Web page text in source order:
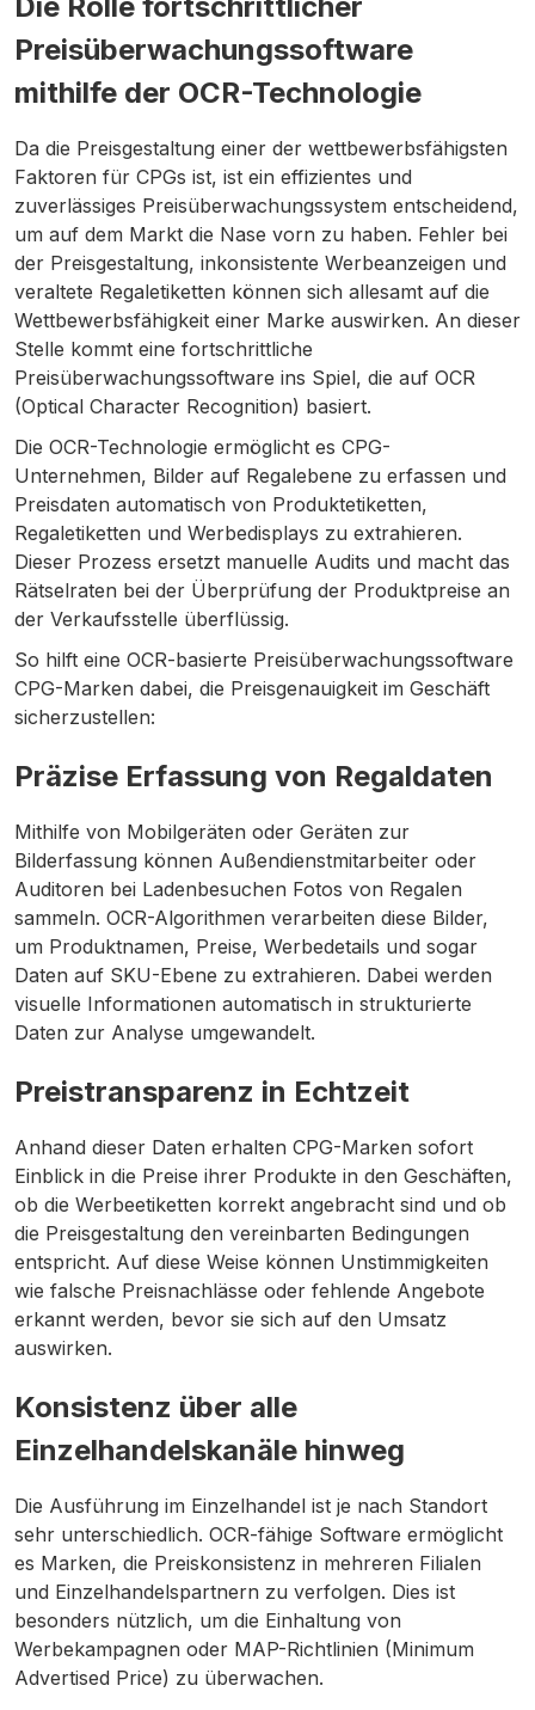
Preisüberwachungssoftware
mithilfe der OCR-Technologie
Da die Preisgestaltung einer der wettbewerbsfähigsten
Faktoren für CPGs ist, ist ein effizientes und
zuverlässiges Preisüberwachungssystem entscheidend,
um auf dem Markt die Nase vorn zu haben. Fehler bei
der Preisgestaltung, inkonsistente Werbeanzeigen und
veraltete Regaletiketten können sich allesamt auf die
Wettbewerbsfähigkeit einer Marke auswirken. An dieser
Stelle kommt eine fortschrittliche
Preisüberwachungssoftware ins Spiel, die auf OCR
(Optical Character Recognition) basiert.
Die OCR-Technologie ermöglicht es CPG-
Unternehmen, Bilder auf Regalebene zu erfassen und
Preisdaten automatisch von Produktetiketten,
Regaletiketten und Werbedisplays zu extrahieren.
Dieser Prozess ersetzt manuelle Audits und macht das
Rätselraten bei der Überprüfung der Produktpreise an
der Verkaufsstelle überflüssig.
So hilft eine OCR-basierte Preisüberwachungssoftware
CPG-Marken dabei, die Preisgenauigkeit im Geschäft
sicherzustellen:
Präzise Erfassung von Regaldaten
Mithilfe von Mobilgeräten oder Geräten zur
Bilderfassung können Außendienstmitarbeiter oder
Auditoren bei Ladenbesuchen Fotos von Regalen
sammeln. OCR-Algorithmen verarbeiten diese Bilder,
um Produktnamen, Preise, Werbedetails und sogar
Daten auf SKU-Ebene zu extrahieren. Dabei werden
visuelle Informationen automatisch in strukturierte
Daten zur Analyse umgewandelt.
Preistransparenz in Echtzeit
Anhand dieser Daten erhalten CPG-Marken sofort
Einblick in die Preise ihrer Produkte in den Geschäften,
ob die Werbeetiketten korrekt angebracht sind und ob
die Preisgestaltung den vereinbarten Bedingungen
entspricht. Auf diese Weise können Unstimmigkeiten
wie falsche Preisnachlässe oder fehlende Angebote
erkannt werden, bevor sie sich auf den Umsatz
auswirken.
Konsistenz über alle
Einzelhandelskanäle hinweg
Die Ausführung im Einzelhandel ist je nach Standort
sehr unterschiedlich. OCR-fähige Software ermöglicht
es Marken, die Preiskonsistenz in mehreren Filialen
und Einzelhandelspartnern zu verfolgen. Dies ist
besonders nützlich, um die Einhaltung von
Werbekampagnen oder MAP-Richtlinien (Minimum
Advertised Price) zu überwachen.